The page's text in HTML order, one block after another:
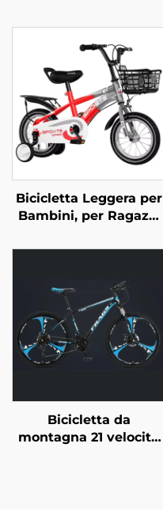
Bicicletta Leggera per
Bambini, per Ragazzi
Taglie Piccola Media
Acciaio e Pedali
Normali
Bicicletta da
montagna 21 velocità